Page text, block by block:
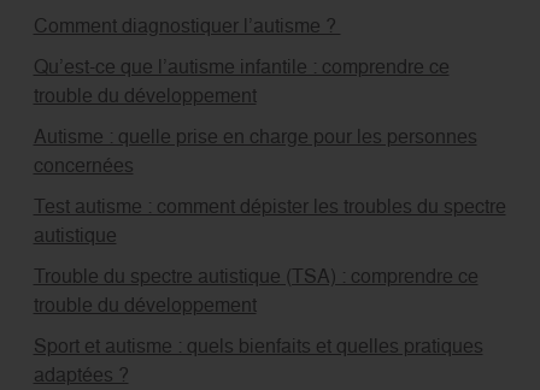
Comment diagnostiquer l’autisme ?
Qu’est-ce que l’autisme infantile : comprendre ce
trouble du développement
Autisme : quelle prise en charge pour les personnes
concernées
Test autisme : comment dépister les troubles du spectre
autistique
Trouble du spectre autistique (TSA) : comprendre ce
trouble du développement
Sport et autisme : quels bienfaits et quelles pratiques
adaptées ?